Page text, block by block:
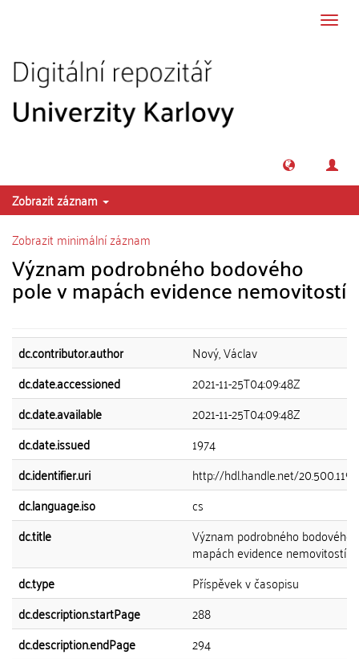
Zobrazit záznam
Zobrazit minimální záznam
Význam podrobného bodového
pole v mapách evidence nemovitostí
dc.contributor.author
Nový, Václav
dc.date.accessioned
2021-11-25T04:09:48Z
dc.date.available
2021-11-25T04:09:48Z
dc.date.issued
1974
dc.identifier.uri
http://hdl.handle.net/
dc.language.iso
cs
dc.title
Význam podrobného bodového
mapách evidence nemovitostí
dc.type
Příspěvek v časopisu
dc.description.startPage
288
dc.description.endPage
294